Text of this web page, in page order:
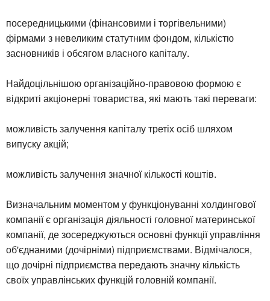
посередницькими (фінансовими і торгівельними)
фірмами з невеликим статутним фондом, кількістю
засновників і обсягом власного капіталу.
Найдоцільнішою організаційно-правовою формою є
відкриті акціонерні товариства, які мають такі переваги:
можливість залучення капіталу третіх осіб шляхом
випуску акцій;
можливість залучення значної кількості коштів.
Визначальним моментом у функціонуванні холдингової
компанії є організація діяльності головної материнської
компанії, де зосереджуються основні функції управління
об'єднаними (дочірніми) підприємствами. Відмічалося,
що дочірні підприємства передають значну кількість
своїх управлінських функцій головній компанії.